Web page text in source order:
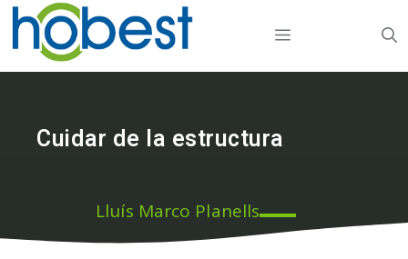
Edukira
egin
MENU
Cuidar de la estructura
Lluís Marco Planells